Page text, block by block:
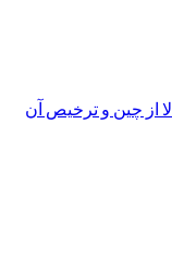
از چین و ترخیص آن